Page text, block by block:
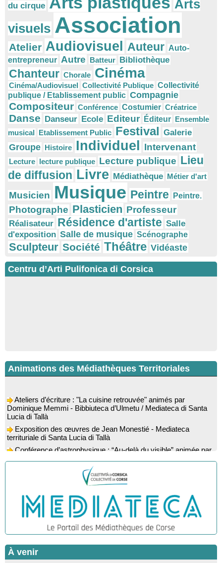
du cirque
Arts
visuels Association
Atelier Audiovisuel Auteur Auto-
entrepreneur Autre Batteur Bibliothèque
Chanteur Chorale Cinéma
Cinéma/Audiovisuel Collectivité Publique Collectivité
publique / Etablissement public Compagnie
Compositeur Conférence Costumier Créatrice
Danse Danseur Ecole Editeur Éditeur Ensemble
musical Etablissement Public Festival Galerie
Groupe Histoire Individuel Intervenant
Lecture lecture publique Lecture publique Lieu
de diffusion Livre Médiathèque Métier d'art
Musicien Musique Peintre Peintre.
Photographe Plasticien Professeur
Réalisateur Résidence d'artiste Salle
d'exposition Salle de musique Scénographe
Sculpteur Société Théâtre Vidéaste
Centru d’Arti Pulifonica di Corsica
Animations des Médiathèques Territoriales
Dominique Memmi - Bibbiuteca d’Ulmetu / Mediateca di Santa
Lucia di Tallà
Exposition des œuvres de Jean Monestié - Mediateca
territuriale di Santa Lucia di Tallà
Conférence d’astrophysique : “Au-delà du visible” animée par
l’astrophysicien Paul Guerrini - Médiathèque - Pitretu è
Bicchisgià
Exposition des œuvres de Dominique Malberti Morin :
"Racines, peintures acryliques et aquarelles" - Mediateca
Animation : "Petits lecteurs" - Médiathèque - Pitretu è
Bicchisgià
Spectacle musical : "Viaghju in Corsica cù Regina & Bruno",
hommage au duo mythique de la chanson corse interprété par
gutare) et Jacky Le Menn (claviers) - Salle des fêtes - Cuzzà
Lecture musicale : "Frida par les mots" proposée par la
À venir